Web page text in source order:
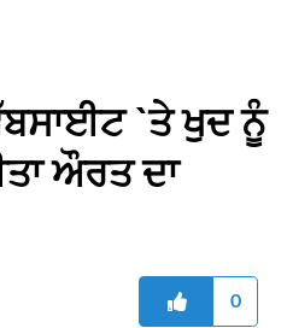
`ਤੇ ਖੁਦ ਨੂੰ
ਔਰਤ ਦਾ
0